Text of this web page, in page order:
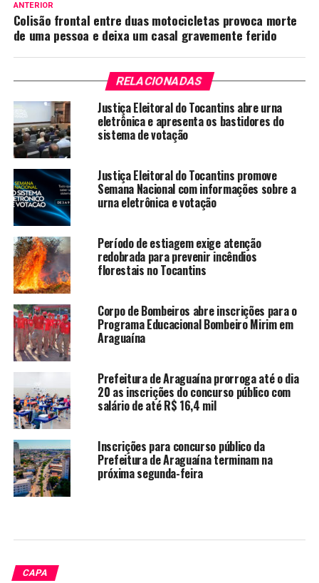
ANTERIOR
Colisão frontal entre duas motocicletas provoca morte
de uma pessoa e deixa um casal gravemente ferido
RELACIONADAS
Justiça Eleitoral do Tocantins abre urna
eletrônica e apresenta os bastidores do
sistema de votação
Justiça Eleitoral do Tocantins promove
Semana Nacional com informações sobre a
urna eletrônica e votação
Período de estiagem exige atenção
redobrada para prevenir incêndios
florestais no Tocantins
Corpo de Bombeiros abre inscrições para o
Programa Educacional Bombeiro Mirim em
Araguaína
Prefeitura de Araguaína prorroga até o dia
20 as inscrições do concurso público com
salário de até R$ 16,4 mil
Inscrições para concurso público da
Prefeitura de Araguaína terminam na
próxima segunda-feira
CAPA